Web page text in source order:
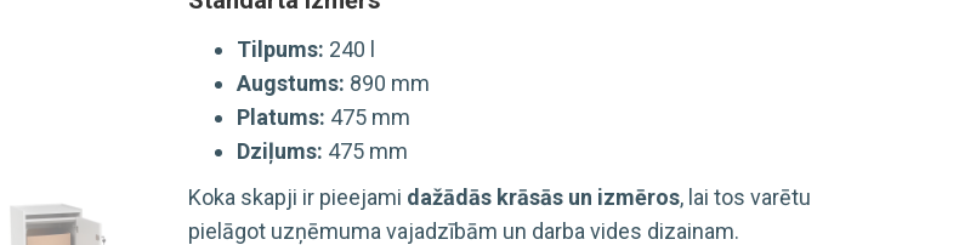
Tilpums: 240 l
Augstums: 890 mm
Platums: 475 mm
Dziļums: 475 mm
Koka skapji ir pieejami dažādās krāsās un izmēros, lai tos varētu
pielāgot uzņēmuma vajadzībām un darba vides dizainam.